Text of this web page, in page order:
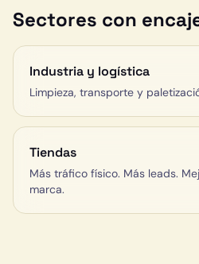
Sectores con
Industria y logística
Limpieza, transporte y
Tiendas
Más tráfico físico. Más leads.
marca.